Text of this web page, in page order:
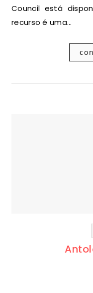
Council está
recurso é uma…